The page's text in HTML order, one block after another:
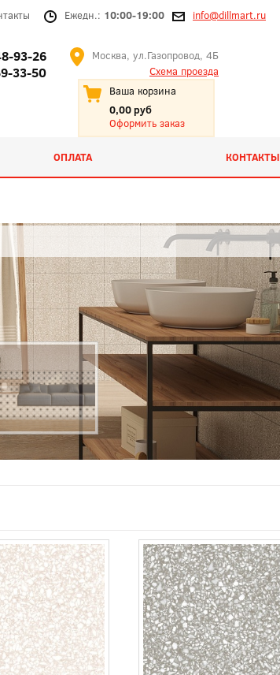
Ежедн.: 10:00-19:00 info@dillmart.ru
93-26
33-50
Москва, ул.Газопровод, 4Б
Схема проезда
Ваша корзина
0,00 руб
Оформить заказ
ОПЛАТА КОНТАКТЫ